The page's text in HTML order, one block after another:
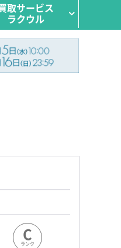
取サービス
ラクウル
C
ランク